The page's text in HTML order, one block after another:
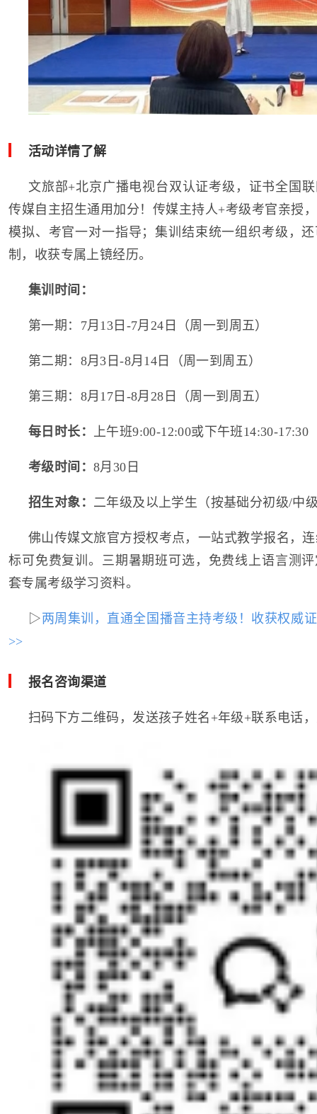
活动详情了解
文旅部+北京广播电视台双认证考级，证书全国
传媒自主招生通用加分！传媒主持人+考级考官亲授
模拟、考官一对一指导；集训结束统一组织考级，
制，收获专属上镜经历。
集训时间：
第一期：7月13日-7月24日（周一到周五）
第二期：8月3日-8月14日（周一到周五）
第三期：8月17日-8月28日（周一到周五）
每日时长： 上午班9:00-12:00或下午班14:30-17:30
考级时间： 8月30日
招生对象： 二年级及以上学生（按基础分初级/中
佛山传媒文旅官方授权考点，一站式教学报名，
标可免费复训。三期暑期班可选，免费线上语言测
套专属考级学习资料。
▷两周集训，直通全国播音主持考级！收获权威
>>
报名咨询渠道
扫码下方二维码，发送孩子姓名+年级+联系电话